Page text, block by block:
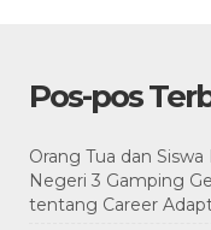
Pos-pos
Orang Tua dan
Negeri 3 Gamping
tentang Career